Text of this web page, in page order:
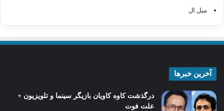
مبل ال
آخرین خبرها
درگذشت کاوه کاویان بازیگر سینما و تلویزیون +
علت فوت